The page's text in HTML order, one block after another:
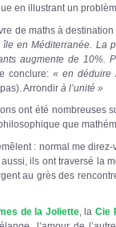
en illustrant un
de maths à
en Méditerranée. La
augmente de 10%.
conclure:« en déduire
Arrondir à l’unité »
ont été nombreuses
que
: normal me
ils ont traversé la
au grès des
de la Joliette, la Cie